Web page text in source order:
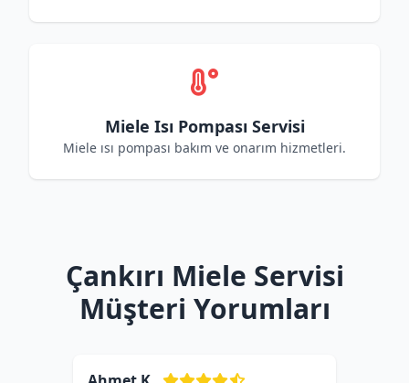
Miele Isı Pompası Servisi
Miele ısı pompası bakım ve onarım hizmetleri.
Çankırı Miele Servisi
Müşteri Yorumları